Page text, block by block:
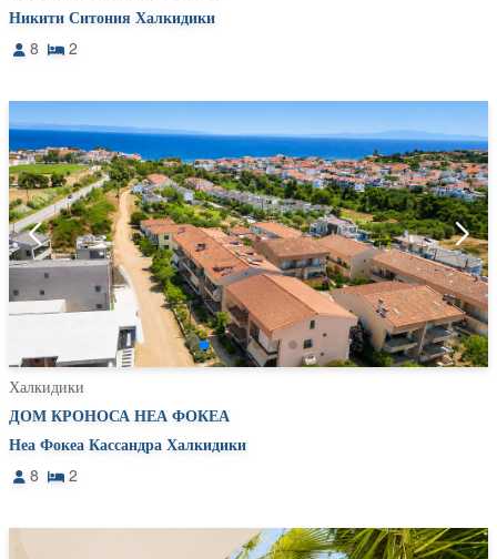
Никити Ситония Халкидики
8 2
Халкидики
ДОМ КРОНОСА НЕА ФОКЕА
Неа Фокеа Кассандра Халкидики
8 2